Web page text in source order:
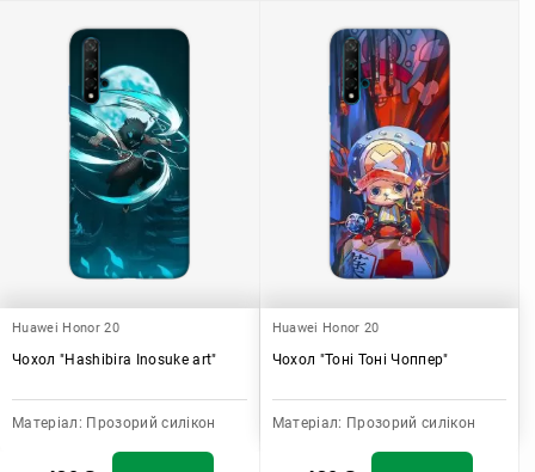
Huawei Honor 20
Чохол "Hashibira Inosuke art"
Матеріал: Прозорий силікон
Huawei Honor 20
Чохол "Тоні Тоні Чоппер"
Матеріал: Прозорий силікон